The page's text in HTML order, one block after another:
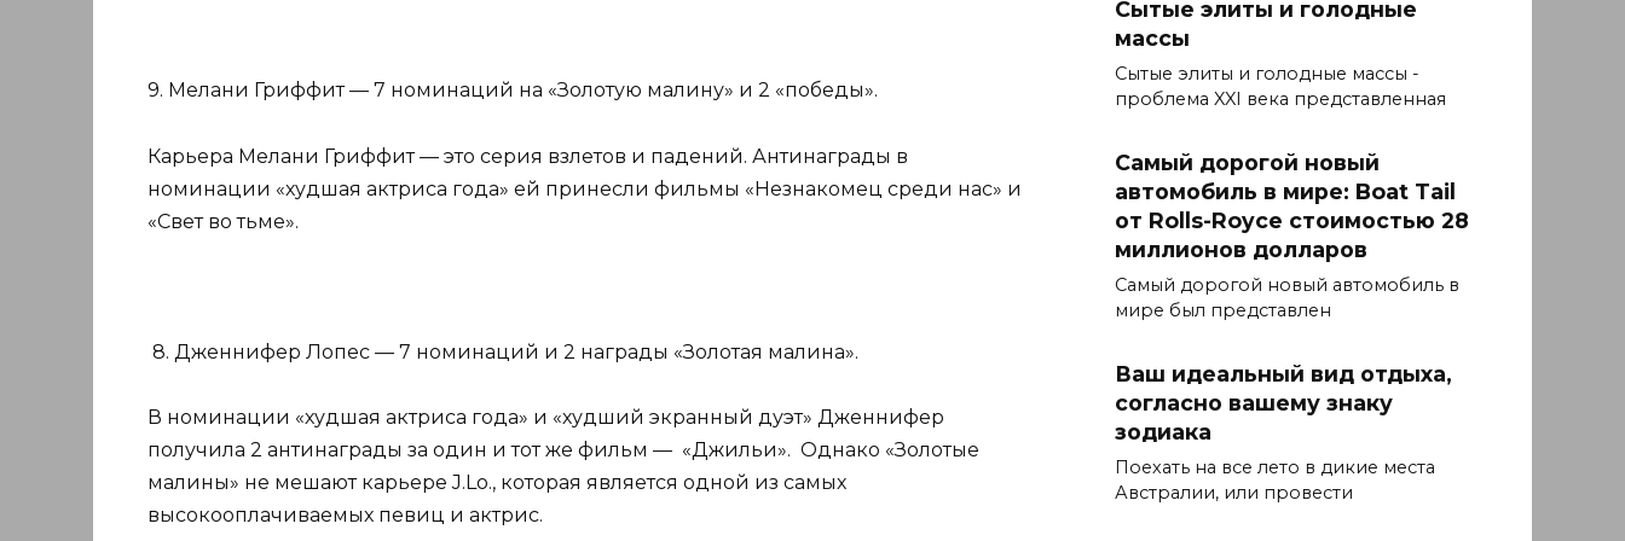
9. Мелани Гриффит — 7 номинаций на «Золотую малину» и 2 «победы».
Карьера Мелани Гриффит — это серия взлетов и падений. Антинаграды в
номинации «худшая актриса года» ей принесли фильмы «Незнакомец среди нас» и
«Свет во тьме».
8. Дженнифер Лопес — 7 номинаций и 2 награды «Золотая малина».
В номинации «худшая актриса года» и «худший экранный дуэт» Дженнифер
получила 2 антинаграды за один и тот же фильм — «Джильи». Однако «Золотые
малины» не мешают карьере J.Lo., которая является одной из самых
высокооплачиваемых певиц и актрис.
Сытые элиты и голодные
массы
Сытые элиты и голодные массы -
проблема XXI века представленная
Самый дорогой новый
автомобиль в мире: Boat Tail
от Rolls-Royce стоимостью 28
миллионов долларов
Самый дорогой новый автомобиль в
мире был представлен
Ваш идеальный вид отдыха,
согласно вашему знаку
зодиака
Поехать на все лето в дикие места
Австралии, или провести